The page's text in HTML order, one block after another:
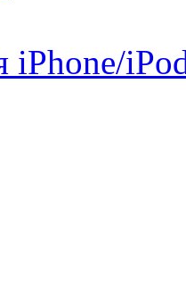
iPhone/